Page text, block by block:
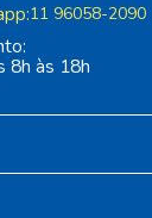
11 96058-2090
8h às 18h